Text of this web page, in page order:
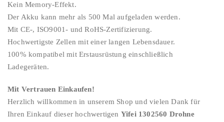
Kein Memory-Effekt.
Der Akku kann mehr als 500 Mal aufgeladen werden.
Mit CE-, ISO9001- und RoHS-Zertifizierung.
Hochwertigste Zellen mit einer langen Lebensdauer.
100% kompatibel mit Erstausrüstung einschließlich
Ladegeräten.
Mit Vertrauen Einkaufen!
Herzlich willkommen in unserem Shop und vielen Dank für
Ihren Einkauf dieser hochwertigen Yifei 1302560 Drohne